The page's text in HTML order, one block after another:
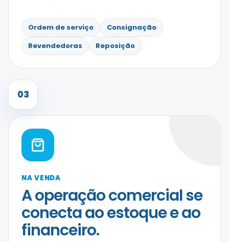
Ordem de serviço
Consignação
Revendedoras
Reposição
03
NA VENDA
A operação comercial se
conecta ao estoque e ao
financeiro.